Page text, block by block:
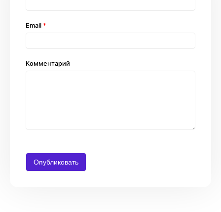
Комментарий
Email *